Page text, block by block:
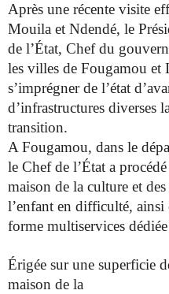
Après une récente visite
Mouila et Ndendé, le
de l’État, Chef du
les villes de Fougamou et
s’imprégner de l’état
d’infrastructures diverses
transition.
A Fougamou, dans le
le Chef de l’État a
maison de la culture et des
l’enfant en difficulté, ainsi
forme multiservices
Érigée sur une superficie
maison de la